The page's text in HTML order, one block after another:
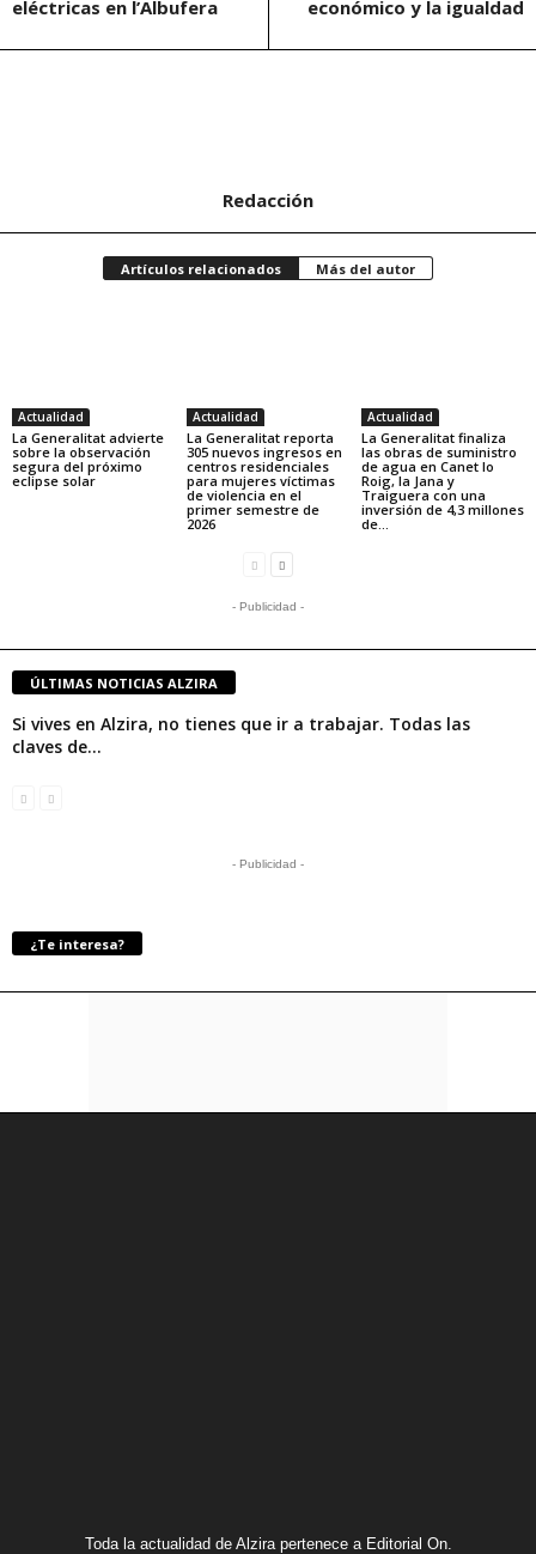
eléctricas en l’Albufera económico y la igualdad
Redacción
Artículos relacionados Más del autor
Actualidad
La Generalitat advierte
sobre la observación
segura del próximo
eclipse solar
Actualidad
La Generalitat reporta
305 nuevos ingresos en
centros residenciales
para mujeres víctimas
de violencia en el
primer semestre de
2026
Actualidad
La Generalitat finaliza
las obras de suministro
de agua en Canet lo
Roig, la Jana y
Traiguera con una
inversión de 4,3 millones
de...
- Publicidad -
ÚLTIMAS NOTICIAS ALZIRA
Si vives en Alzira, no tienes que ir a trabajar. Todas las
claves de...
- Publicidad -
¿Te interesa?
Toda la actualidad de Alzira pertenece a Editorial On.